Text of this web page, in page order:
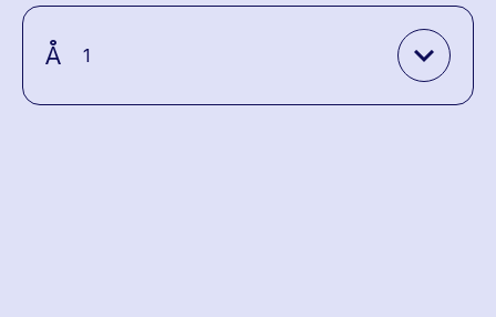
Å 1 expand_more